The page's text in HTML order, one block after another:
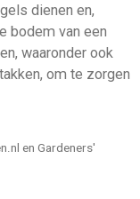
dienen en,
bodem van een
waaronder ook
om te zorgen
en Gardeners'